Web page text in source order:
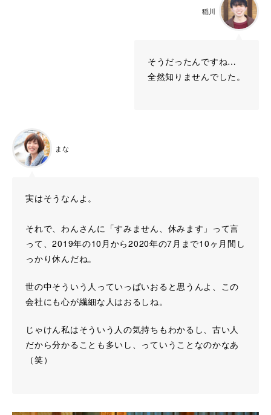
稲川
そうだったんですね…
全然知りませんでした。
まな
実はそうなんよ。
それで、わんさんに「すみません、休みます」って言
って、2019年の10月から2020年の7月まで10ヶ月間し
っかり休んだね。
世の中そういう人っていっぱいおると思うんよ、この
会社にも心が繊細な人はおるしね。
じゃけん私はそういう人の気持ちもわかるし、古い人
だから分かることも多いし、っていうことなのかなあ
（笑）